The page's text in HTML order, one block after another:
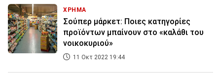
ΧΡΗΜΑ
Σούπερ μάρκετ: Ποιες κατηγορίες
προϊόντων μπαίνουν στο «καλάθι του
νοικοκυριού»
11 Οκτ 2022 19:44